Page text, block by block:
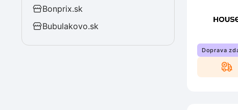
Bonprix.sk
Bubulakovo.sk
Doprava